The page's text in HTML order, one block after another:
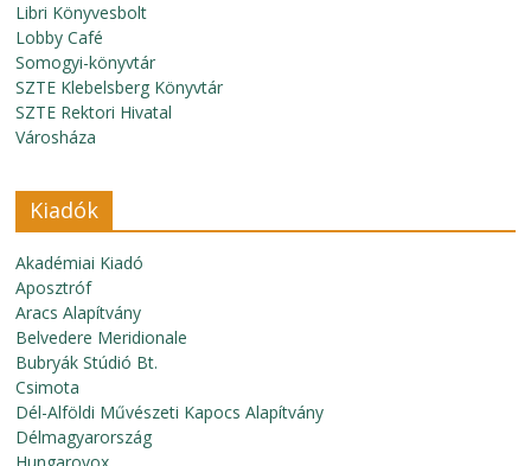
Libri Könyvesbolt
Lobby Café
Somogyi-könyvtár
SZTE Klebelsberg Könyvtár
SZTE Rektori Hivatal
Városháza
Kiadók
Akadémiai Kiadó
Aposztróf
Aracs Alapítvány
Belvedere Meridionale
Bubryák Stúdió Bt.
Csimota
Dél-Alföldi Művészeti Kapocs Alapítvány
Délmagyarország